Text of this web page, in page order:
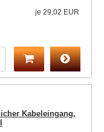
je 29,02 EUR
Kabeleingang,